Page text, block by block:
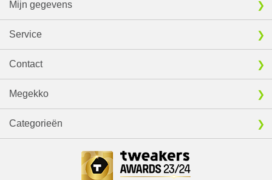
Mijn gegevens
Service
Contact
Megekko
Categorieën